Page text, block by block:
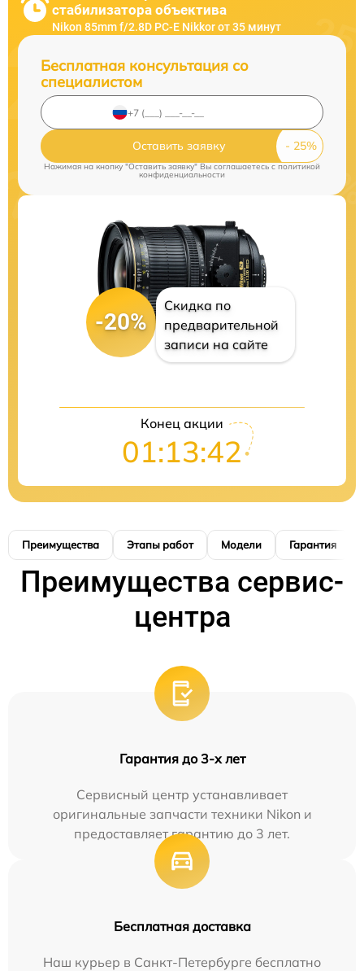
стабилизатора объектива
Nikon 85mm f/2.8D PC-E Nikkor от 35 минут
Бесплатная консультация со
специалистом
Оставить заявку
Нажимая на кнопку "Оставить заявку" Вы соглашаетесь cполитикой
конфиденциальности
-20%
Скидка по
предварительной
записи на сайте
Конец акции
01:13:41
Преимущества Этапы работ Модели Гарантия
Преимущества сервис-
центра
Гарантия до 3-х лет
Сервисный центр устанавливает
оригинальные запчасти техники Nikon и
предоставляет гарантию до 3 лет.
Бесплатная доставка
Наш курьер в Санкт-Петербурге бесплатно